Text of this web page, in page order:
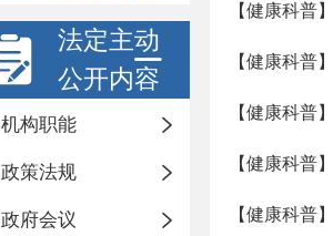
法定主动
公开内容
机构职能
政策法规
政府会议
【健康科普
【健康科普
【健康科普
【健康科普
【健康科普